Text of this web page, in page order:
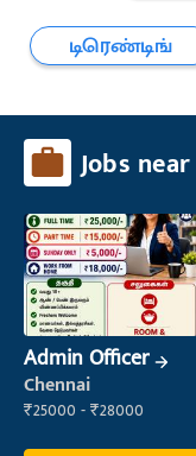
டிரெண்டிங்
Jobs
Admin Officer
Chennai
₹25000 - ₹28000